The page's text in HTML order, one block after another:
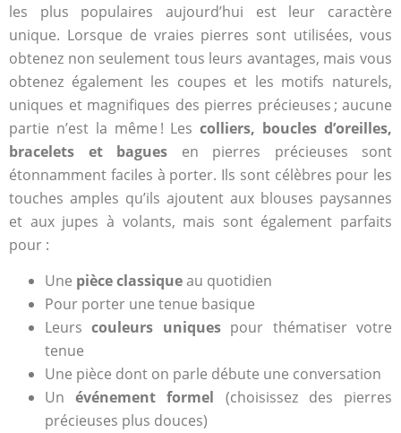
les plus populaires aujourd’hui est leur caractère
unique. Lorsque de vraies pierres sont utilisées, vous
obtenez non seulement tous leurs avantages, mais vous
obtenez également les coupes et les motifs naturels,
uniques et magnifiques des pierres précieuses ; aucune
partie n’est la même ! Lescolliers, boucles d’oreilles,
bracelets et bagues en pierres précieuses sont
étonnamment faciles à porter. Ils sont célèbres pour les
touches amples qu’ils ajoutent aux blouses paysannes
et aux jupes à volants, mais sont également parfaits
pour :
Une pièce classiqueau quotidien
Pour porter une tenue basique
Leurscouleurs uniquespour thématiser votre
tenue
Une pièce dont on parle débute une conversation
Unévénement formel (choisissez des pierres
précieuses plus douces)